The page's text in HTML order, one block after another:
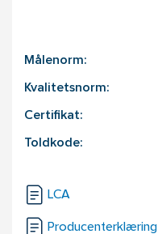
Målenorm:
Kvalitetsnorm:
Certifikat:
Toldkode:
LCA
Producenterklæring